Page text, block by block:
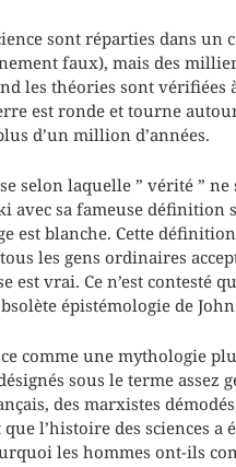
sont réparties dans
faux), mais des
les théories sont vérifiées
est ronde et tourne
d’un million d’années.
selon laquelle ” vérité ”
avec sa fameuse définition
est blanche. Cette
les gens ordinaires
est vrai. Ce n’est contesté
épistémologie de
comme une mythologie
sous le terme assez
des marxistes
l’histoire des sciences
les hommes ont-ils